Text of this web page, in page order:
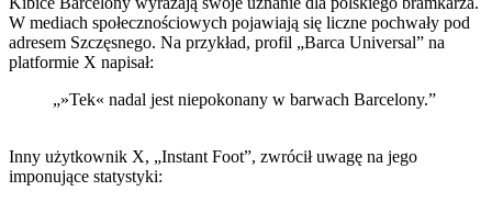
W mediach społecznościowych pojawiają się liczne pochwały pod
adresem Szczęsnego. Na przykład, profil „Barca Universal” na
platformie X napisał:​
„»Tek« nadal jest niepokonany w barwach Barcelony.”
Inny użytkownik X, „Instant Foot”, zwrócił uwagę na jego
imponujące statystyki: